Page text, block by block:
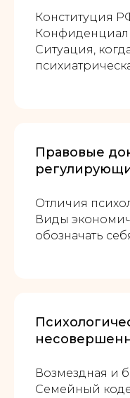
Конституция
Ситуация,
Правовые
Отличия
Виды
обозначать
Возмездная и
Семейный